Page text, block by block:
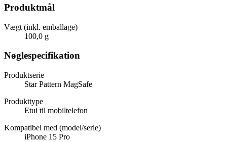
Produktmål
Vægt (inkl. emballage)
100,0 g
Nøglespecifikation
Produktserie
Star Pattern MagSafe
Produkttype
Etui til mobiltelefon
Kompatibel med (model/serie)
iPhone 15 Pro